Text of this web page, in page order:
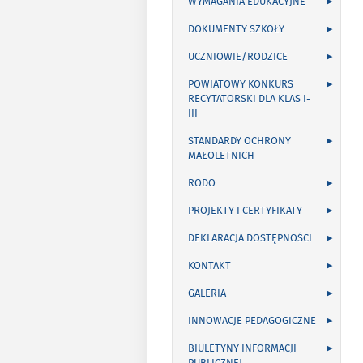
DOKUMENTY SZKOŁY
UCZNIOWIE/RODZICE
POWIATOWY KONKURS
RECYTATORSKI DLA KLAS I-
III
STANDARDY OCHRONY
MAŁOLETNICH
RODO
PROJEKTY I CERTYFIKATY
DEKLARACJA DOSTĘPNOŚCI
KONTAKT
GALERIA
INNOWACJE PEDAGOGICZNE
BIULETYNY INFORMACJI